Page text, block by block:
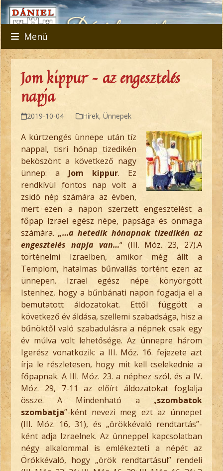
Skip
to
content
Menü
Jom kippur – az engesztelés
napja
2019-10-04 Hírek,Ünnepek
A kürtzengés ünnepe után tíz
nappal, tisri hónap tizedikén
beköszönt a következő nagy
ünnep: a Jom kippur. Ez
rendkívül fontos nap volt a
zsidó nép számára az évben,
mert ezen a napon szerzett engesztelést a
főpap Izrael egész népe, papsága és önmaga
számára.„…a hetedik hónapnak tizedikén az
engesztelés napja van…“ (III. Móz. 23, 27).A
történelmi Izraelben, amikor még állt a
Templom, hatalmas bűnvallás történt ezen az
ünnepen. Izrael egész népe könyörgött
Istenhez, hogy a bűnbánati napon fogadja el a
bemutatott áldozatokat. Ettől függött a
következő év áldása, szellemi szabadsága, hisz a
bűnöktől való szabadulásra a népnek csak egy
év múlva volt lehetősége. Az ünnepre három
Igerész vonatkozik: a III. Móz. 16. fejezete azt
írja le részletesen, hogy mit kell cselekednie a
főpapnak. A III. Móz. 23. a néphez szól, és a IV.
Móz. 29, 7-11 az előírt áldozatokat foglalja
össze. A Mindenható a „szombatok
szombatja”-ként nevezi meg ezt az ünnepet
(III. Móz. 16, 31), és „örökkévaló rendtartás”-
ként adja Izraelnek. Az ünneppel kapcsolatban
négy alkalommal is emlékezteti a népét az
Örökkévaló, hogy „örök rendtartásul” rendeli